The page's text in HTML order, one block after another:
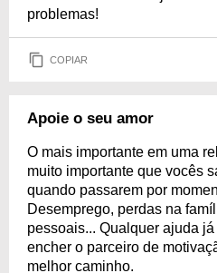
problemas!
COPIAR
Apoie o seu amor
O mais importante em uma
muito importante que vocês
quando passarem por
Desemprego, perdas na
pessoais... Qualquer ajuda
encher o parceiro de
melhor caminho.